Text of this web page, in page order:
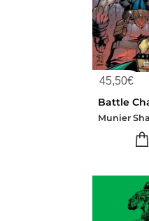
45,50€